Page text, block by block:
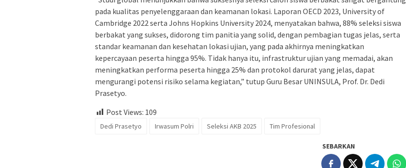
pada kualitas penyelenggaraan dan keamanan lokasi. Laporan OECD 2023, University of
Cambridge 2022 serta Johns Hopkins University 2024, menyatakan bahwa, 88% seleksi siswa
berbakat yang sukses, didorong tim panitia yang solid, dengan pembagian tugas jelas, serta
standar keamanan dan kesehatan lokasi ujian, yang pada akhirnya meningkatkan
kepercayaan peserta hingga 95%. Tidak hanya itu, infrastruktur ujian yang memadai, akan
meningkatkan performa peserta hingga 25% dan protokol darurat yang jelas, dapat
mengurangi potensi risiko selama kegiatan,” tutup Guru Besar UNINSULA, Prof. Dr. Dedi
Prasetyo.
Post Views: 109
Dedi Prasetyo Irwasum Polri Seleksi AKB 2025 Tim Profesional
SEBARKAN